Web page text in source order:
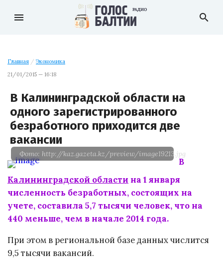
menu search
Главная / Экономика
21/01/2015 — 16:18
В Калининградской области на
одного зарегистрированного
безработного приходится две
вакансии
Фото: http://kaz.gazeta.kz/preview/image19213.jpg
В
Калининградской области на 1 января
численность безработных, состоящих на
учете, составила 5,7 тысячи человек, что на
440 меньше, чем в начале 2014 года.
При этом в региональной базе данных числится
9,5 тысячи вакансий.